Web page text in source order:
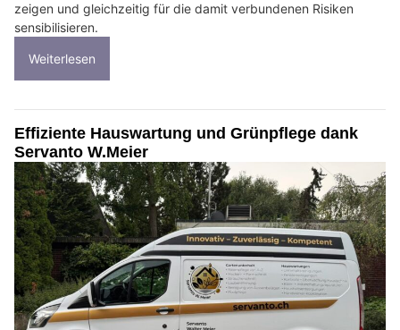
zeigen und gleichzeitig für die damit verbundenen Risiken
sensibilisieren.
Weiterlesen
Effiziente Hauswartung und Grünpflege dank
Servanto W.Meier